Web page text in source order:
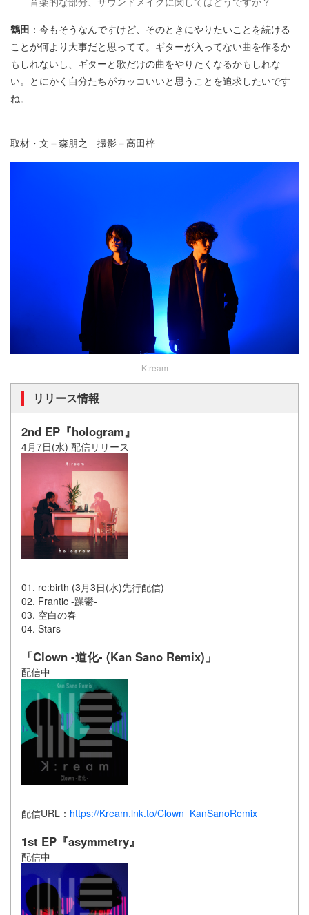
鶴田 ：今もそうなんですけど、そのときにやりたいことを続ける
ことが何より大事だと思ってて。ギターが入ってない曲を作るか
もしれないし、ギターと歌だけの曲をやりたくなるかもしれな
い。とにかく自分たちがカッコいいと思うことを追求したいです
ね。
取材・文＝森朋之 撮影＝高田梓
K:ream
リリース情報
2nd EP『hologram』
4月7日(水) 配信リリース
01. re:birth (3月3日(水)先行配信)
02. Frantic -躁鬱-
03. 空白の春
04. Stars
「Clown -道化- (Kan Sano Remix)」
配信中
配信URL： https://Kream.lnk.to/Clown_KanSanoRemix
1st EP『asymmetry』
配信中